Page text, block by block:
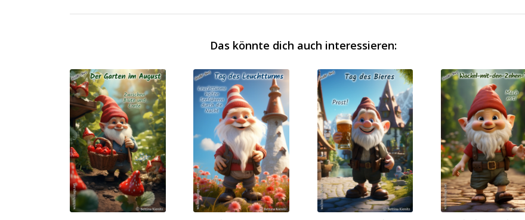
Das könnte dich auch interessieren: